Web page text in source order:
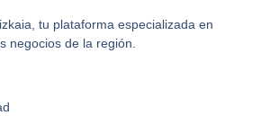
tu plataforma especializada en
negocios de la región.